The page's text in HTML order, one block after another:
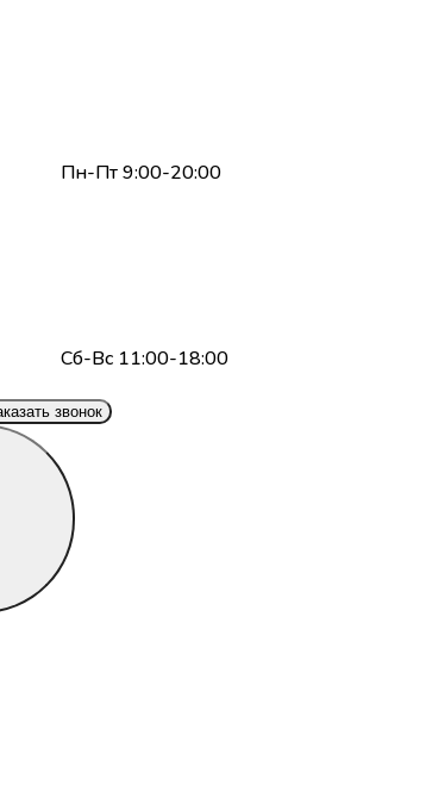
Пн-Пт 9:00-20:00
Сб-Вс 11:00-18:00
звонок